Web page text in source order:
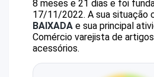
8 meses e 21 dias e foi
17/11/2022. A sua situação
BAIXADA e sua principal
Comércio varejista de
acessórios.